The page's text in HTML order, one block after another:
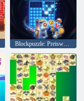
Blockpuzzle: Preiswahn